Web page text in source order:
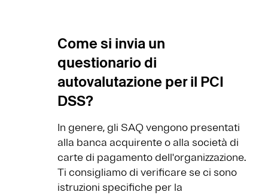
Come si invia un
questionario di
autovalutazione per il PCI
DSS?
In genere, gli SAQ vengono presentati
alla banca acquirente o alla società di
carte di pagamento dell'organizzazione.
Ti consigliamo di verificare se ci sono
istruzioni specifiche per la